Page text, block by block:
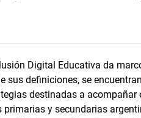
Digital Educativa da
sus definiciones, se
destinadas a
primarias y secundarias